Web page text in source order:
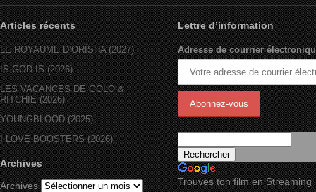
Articles récents
LE ROYAUME D’ORÏSHA (2027)
IS GOD IS (2026)
LES VACANCES DE GOLO &
RITCHIE (2026)
YOUNGBLOOD (2025)
I LOVE BOOSTERS (2026)
Archives
Archives
Lettre d’information
Adresse de courrier
Trouves ton film en Streaming